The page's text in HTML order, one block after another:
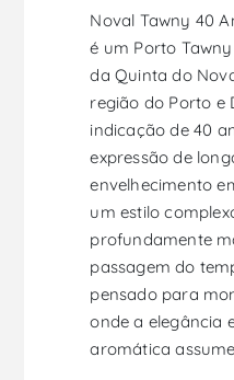
Noval Tawny 40
é um Porto
da Quinta do
região do Porto e
indicação de 40
expressão de
envelhecimento
um estilo
profundamente
passagem do
pensado para
onde a elegância
aromática